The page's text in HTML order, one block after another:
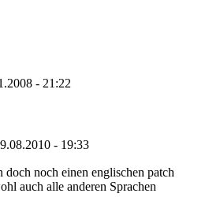
- 21:22
- 19:33
doch noch einen englischen patch
auch alle anderen Sprachen